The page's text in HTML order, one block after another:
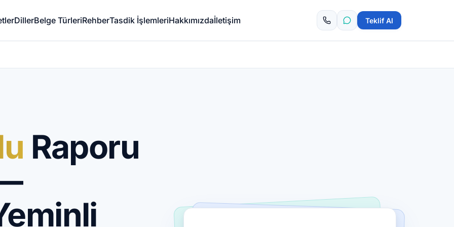
DillerBelge TürleriRehberTasdik İşlemleriHakkımızdaİletişim Teklif Al
Raporu